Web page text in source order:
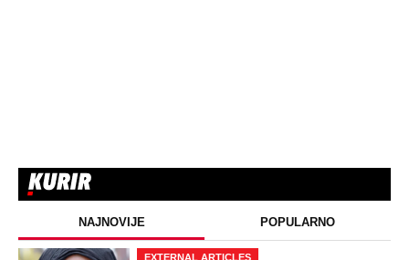
NAJNOVIJE POPULARNO
EXTERNAL ARTICLES